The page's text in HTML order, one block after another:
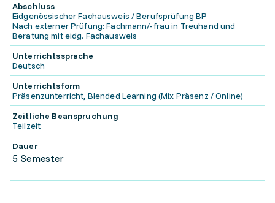
Abschluss
Eidgenössischer Fachausweis / Berufsprüfung BP
Nach externer Prüfung: Fachmann/-frau in Treuhand und
Beratung mit eidg. Fachausweis
Unterrichtssprache
Deutsch
Unterrichtsform
Präsenzunterricht, Blended Learning (Mix Präsenz / Online)
Zeitliche Beanspruchung
Teilzeit
Dauer
5 Semester